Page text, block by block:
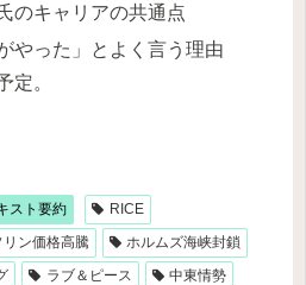
のキャリアの共通点
やった」とよく言う理由
定。
スト要約
RICE
リン価格高騰
ホルムズ海峡封鎖
ラブ＆ピース
中東情勢